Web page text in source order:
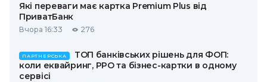
Які переваги має картка Premium Plus від
ПриватБанк
Вчора 16:33 276
ПАРТНЕРСЬКА
ТОП банківських рішень для ФОП:
коли еквайринг, РРО та бізнес-картки в одному
сервісі